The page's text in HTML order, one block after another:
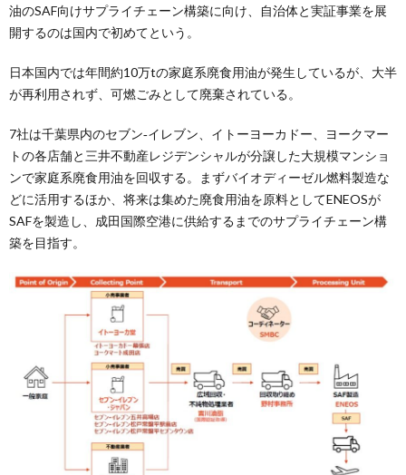
油のSAF向けサプライチェーン構築に向け、自治体と実証事業を展
開するのは国内で初めてという。
日本国内では年間約10万tの家庭系廃食用油が発⽣しているが、大半
が再利用されず、可燃ごみとして廃棄されている。
7社は千葉県内のセブン‐イレブン、イトーヨーカドー、ヨークマー
トの各店舗と三井不動産レジデンシャルが分譲した大規模マンショ
ンで家庭系廃食用油を回収する。まずバイオディーゼル燃料製造な
どに活用するほか、将来は集めた廃食用油を原料としてENEOSが
SAFを製造し、成田国際空港に供給するまでのサプライチェーン構
築を目指す。